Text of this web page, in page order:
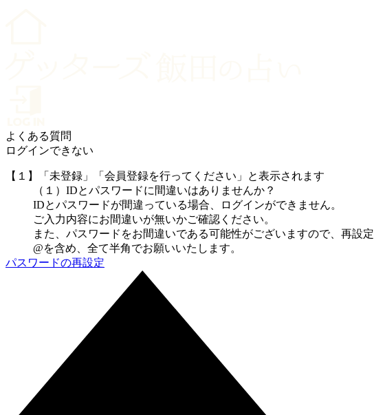
よくある質問
ログインできない
【１】「未登録」「会員登録を行ってください」と表示されます
（１）IDとパスワードに間違いはありませんか？
IDとパスワードが間違っている場合、ログインができません。
ご入力内容にお間違いが無いかご確認ください。
また、パスワードをお間違いである可能性がございますので、再設
@を含め、全て半角でお願いいたします。
パスワードの再設定